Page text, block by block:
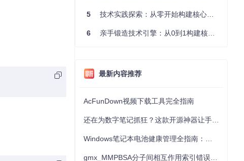
5 技术实践探索：从零开始构建核心系统的实践指南
6 亲手锻造技术引擎：从0到1构建核心系统的实践指南
最新内容推荐
AcFunDown视频下载工具完全指南